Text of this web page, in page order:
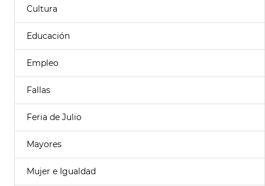
Cultura
Educación
Empleo
Fallas
Feria de Julio
Mayores
Mujer e Igualdad